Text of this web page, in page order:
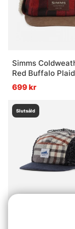
Simms
Red Buffalo Plaid
699 kr
Slutsåld
Patagonia